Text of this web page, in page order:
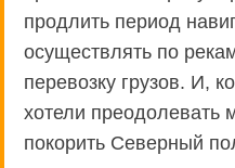
продлить период
осуществлять по
перевозку грузов. И,
хотели преодолевать
покорить Северный